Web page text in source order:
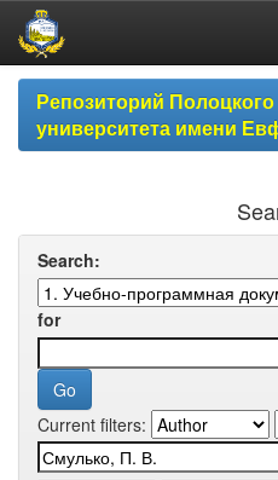
Skip
navigationРепозиторий
университета имени
Search:
for
Current filters: